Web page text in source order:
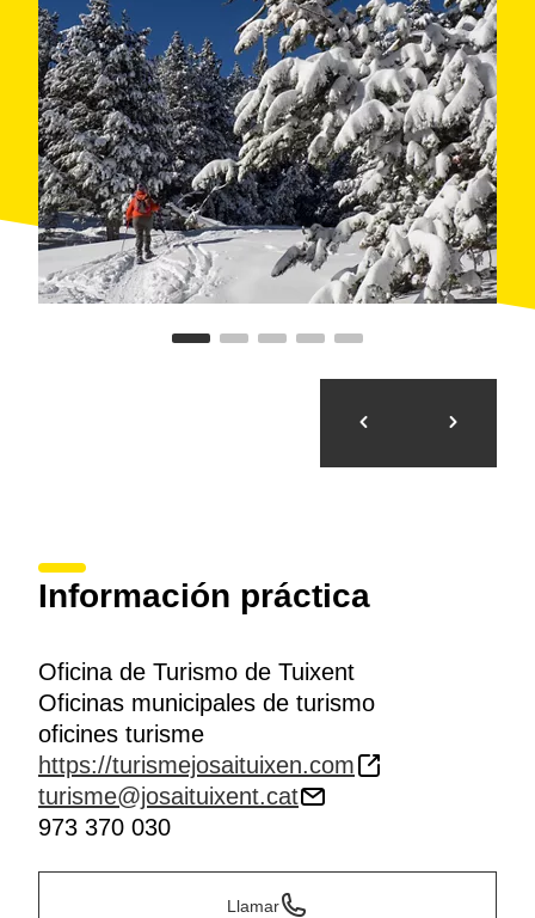
Información práctica
Oficina de Turismo de Tuixent
Oficinas municipales de turismo
oficines turisme
https://turismejosaituixen.com
turisme@josaituixent.cat
973 370 030
Llamar